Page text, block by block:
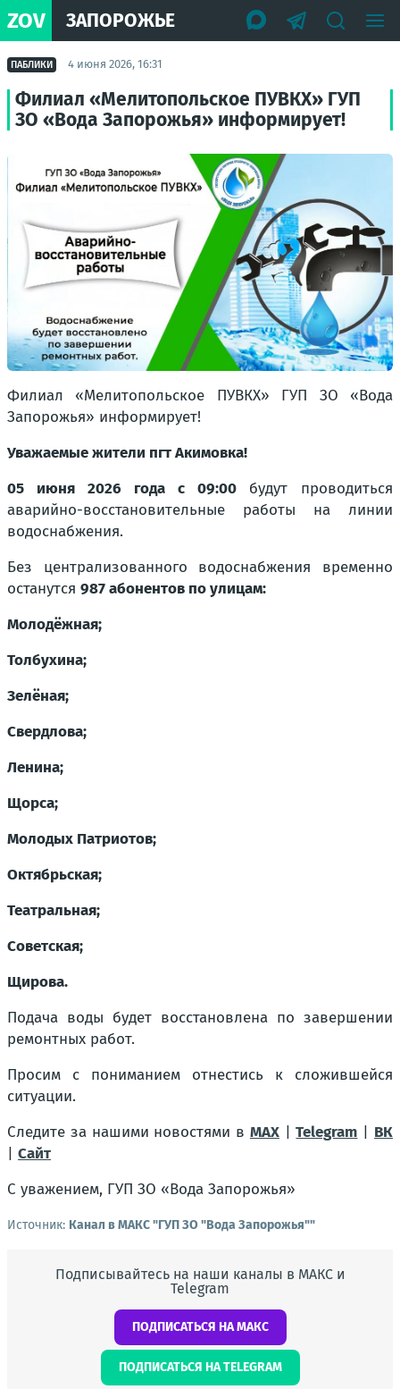
ZOV ЗАПОРОЖЬЕ
ПАБЛИКИ 4 июня 2026, 16:31
Филиал «Мелитопольское ПУВКХ» ГУП
ЗО «Вода Запорожья» информирует!
Филиал «Мелитопольское ПУВКХ» ГУП ЗО «Вода
Запорожья» информирует!
Уважаемые жители пгт Акимовка!
05 июня 2026 года с 09:00 будут проводиться
аварийно-восстановительные работы на линии
водоснабжения.
Без централизованного водоснабжения временно
останутся 987 абонентов по улицам:
Молодёжная;
Толбухина;
Зелёная;
Свердлова;
Ленина;
Щорса;
Молодых Патриотов;
Октябрьская;
Театральная;
Советская;
Щирова.
Подача воды будет восстановлена по завершении
ремонтных работ.
Просим с пониманием отнестись к сложившейся
ситуации.
Следите за нашими новостями в MAX|Telegram | ВК
| Сайт
С уважением, ГУП ЗО «Вода Запорожья»
Источник: Канал в МАКС "ГУП ЗО "Вода Запорожья""
Подписывайтесь на наши каналы в МАКС и
Telegram
ПОДПИСАТЬСЯ НА МАКС
ПОДПИСАТЬСЯ НА TELEGRAM